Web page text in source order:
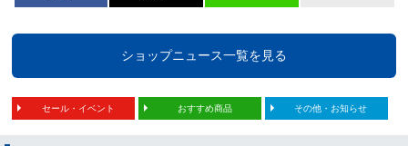
ショップニュース一覧を見る
セール・イベント おすすめ商品 その他・お知らせ